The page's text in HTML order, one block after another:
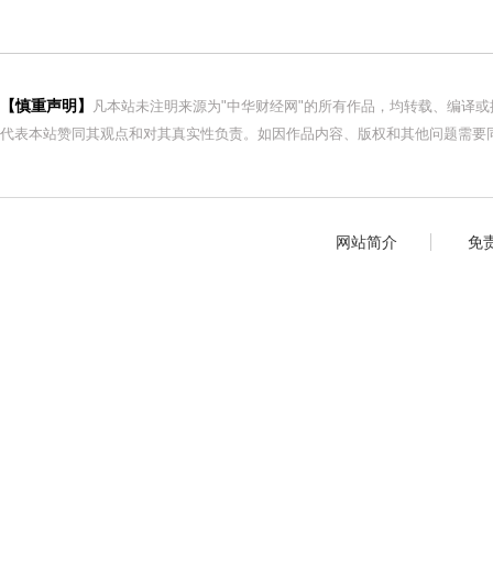
【慎重声明】
凡本站未注明来源为"中华财经网"的所有作品，均转载、编译
代表本站赞同其观点和对其真实性负责。如因作品内容、版权和其他问题需
网站简介 免